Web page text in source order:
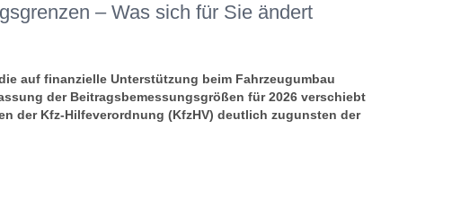
– Was sich für Sie ändert
auf finanzielle Unterstützung beim Fahrzeugumbau
der Beitragsbemessungsgrößen für 2026 verschiebt
der Kfz-Hilfeverordnung (KfzHV) deutlich zugunsten der